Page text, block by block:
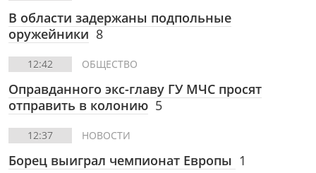
В области задержаны подпольные
оружейники 8
12:42 ОБЩЕСТВО
Оправданного экс-главу ГУ МЧС просят
отправить в колонию 5
12:37 НОВОСТИ
Борец выиграл чемпионат Европы 1